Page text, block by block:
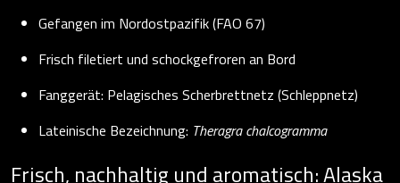
Gefangen im Nordostpazifik (FAO 67)
Frisch filetiert und schockgefroren an Bord
Fanggerät: Pelagisches Scherbrettnetz (Schleppnetz)
Lateinische Bezeichnung: Theragra chalcogramma
Frisch, nachhaltig und aromatisch: Alaska